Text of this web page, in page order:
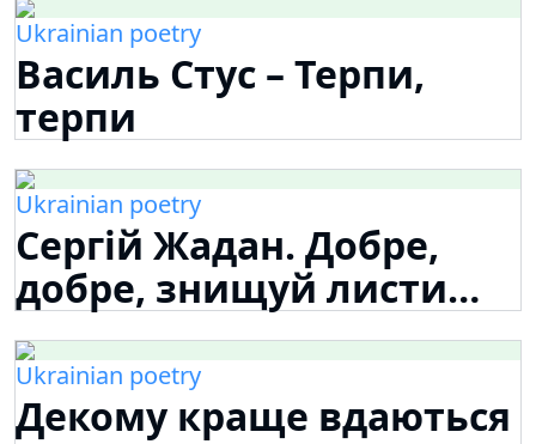
Ukrainian poetry
Василь Стус – Терпи,
терпи
Ukrainian poetry
Сергій Жадан. Добре,
добре, знищуй листи…
Ukrainian poetry
Декому краще вдаються